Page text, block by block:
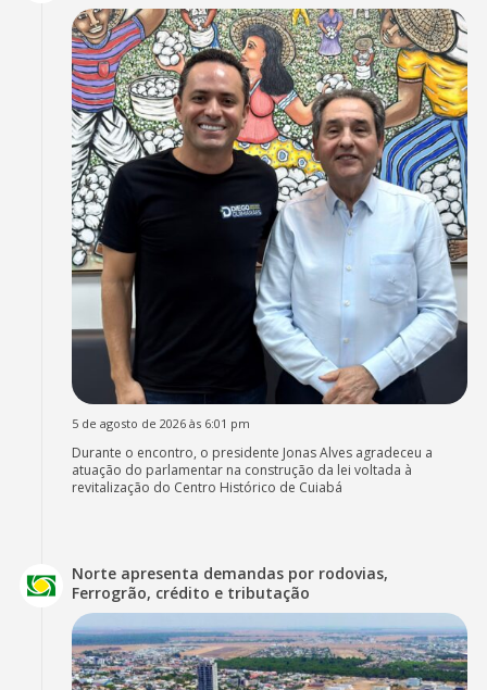
5 de agosto de 2026 às 6:01 pm
Durante o encontro, o presidente Jonas Alves agradeceu a
atuação do parlamentar na construção da lei voltada à
revitalização do Centro Histórico de Cuiabá
Norte apresenta demandas por rodovias,
Ferrogrão, crédito e tributação